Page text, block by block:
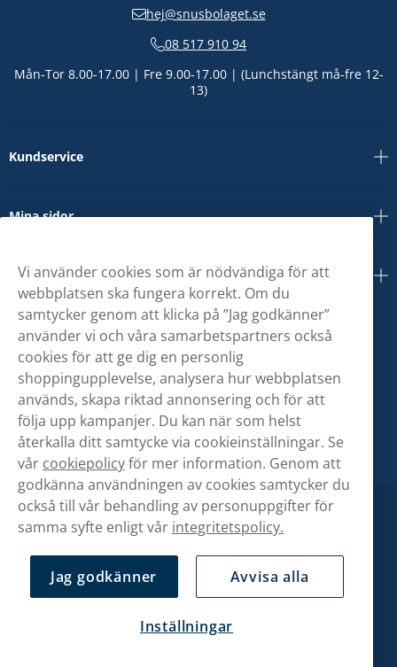
hej@snusbolaget.se
08 517 910 94
Mån-Tor 8.00-17.00 | Fre 9.00-17.00 | (Lunchstängt må-fre 12-
13)
Kundservice
Mina sidor
Om oss
Vi använder cookies som är nödvändiga för att
webbplatsen ska fungera korrekt. Om du
samtycker genom att klicka på ”Jag godkänner”
använder vi och våra samarbetspartners också
cookies för att ge dig en personlig
shoppingupplevelse, analysera hur webbplatsen
används, skapa riktad annonsering och för att
följa upp kampanjer. Du kan när som helst
återkalla ditt samtycke via cookieinställningar. Se
vår cookiepolicyför mer information. Genom att
godkänna användningen av cookies samtycker du
också till vår behandling av personuppgifter för
samma syfte enligt vår integritetspolicy.
Jag godkänner Avvisa alla
Inställningar